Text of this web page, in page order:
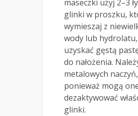
maseczki użyj 2–3
glinki w proszku,
wymieszaj z
wody lub
uzyskać gęstą
do nałożenia.
metalowych naczyń,
ponieważ mogą
dezaktywować
glinki.